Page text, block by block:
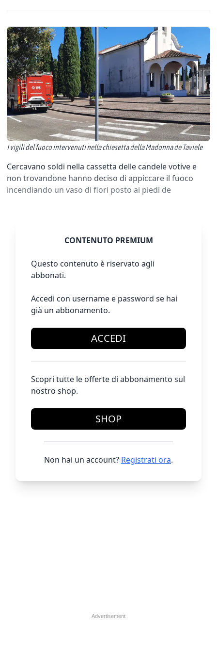
I vigili del fuoco intervenuti nella chiesetta della Madonna de Taviele
Cercavano soldi nella cassetta delle candele votive e
non trovandone hanno deciso di appiccare il fuoco
incendiando un vaso di fiori posto ai piedi de
CONTENUTO PREMIUM
Questo contenuto è riservato agli
abbonati.
Accedi con username e password se hai
già un abbonamento.
ACCEDI
Scopri tutte le offerte di abbonamento sul
nostro shop.
SHOP
Non hai un account? Registrati ora.